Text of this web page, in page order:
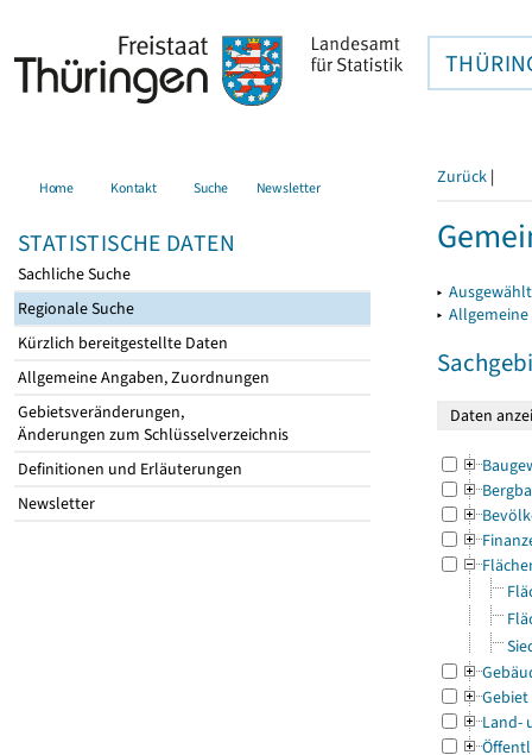
Home Kontakt Suche Newsletter
STATISTISCHE DATEN
Sachliche Suche
Regionale Suche
Kürzlich bereitgestellte Daten
Allgemeine Angaben, Zuordnungen
Gebietsveränderungen,
Änderungen zum Schlüsselverzeichnis
Definitionen und Erläuterungen
Newsletter
Zurück |
▸
▸
Gebiet
Land-